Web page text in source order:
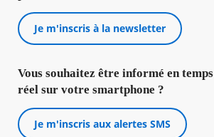
Je m'inscris à la newsletter
Vous souhaitez être informé en temps
réel sur votre smartphone ?
Je m'inscris aux alertes SMS